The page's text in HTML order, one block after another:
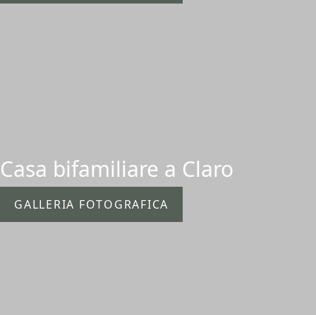
Casa bifamiliare a Claro
GALLERIA FOTOGRAFICA